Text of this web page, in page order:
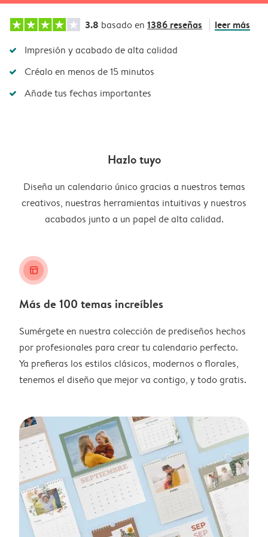
3.8 basado en 1386 reseñas leer más
Impresión y acabado de alta calidad
Créalo en menos de 15 minutos
Añade tus fechas importantes
Hazlo tuyo
Diseña un calendario único gracias a nuestros temas
creativos, nuestras herramientas intuitivas y nuestros
acabados junto a un papel de alta calidad.
layout_alt
Más de 100 temas increíbles
Sumérgete en nuestra colección de prediseños hechos
por profesionales para crear tu calendario perfecto.
Ya prefieras los estilos clásicos, modernos o florales,
tenemos el diseño que mejor va contigo, y todo gratis.